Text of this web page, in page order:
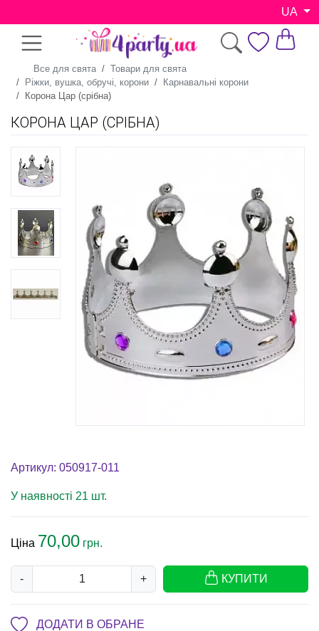
UA
Все для свята
Товари для свята
Ріжки, вушка, обручі, корони
Карнавальні корони
Корона Цар (срібна)
КОРОНА ЦАР (СРІБНА)
Артикул: 050917-011
У наявності 21 шт.
Ціна 70,00 грн.
- + КУПИТИ
ДОДАТИ В ОБРАНЕ